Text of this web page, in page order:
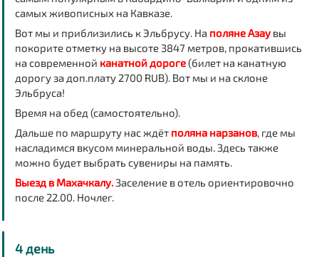
самых живописных на Кавказе.
Вот мы и приблизились к Эльбрусу. На поляне Азаувы
покорите отметку на высоте 3847 метров, прокатившись
на современной канатной дороге(билет на канатную
дорогу за доп.плату 2700 RUB). Вот мы и на склоне
Эльбруса!
Время на обед (самостоятельно).
Дальше по маршруту нас ждёт поляна нарзанов, где мы
насладимся вкусом минеральной воды. Здесь также
можно будет выбрать сувениры на память.
Выезд в Махачкалу.Заселение в отель ориентировочно
после 22.00. Ночлег.
4 день